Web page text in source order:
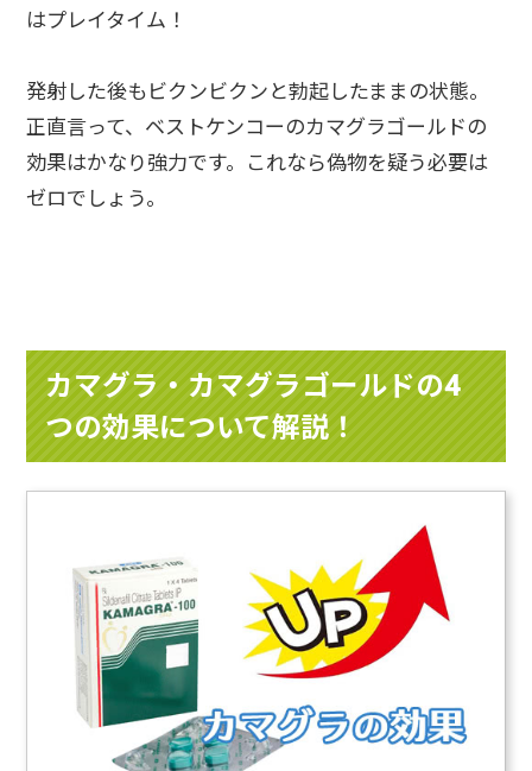
はプレイタイム！
発射した後もビクンビクンと勃起したままの状態。
正直言って、ベストケンコーのカマグラゴールドの
効果はかなり強力です。これなら偽物を疑う必要は
ゼロでしょう。
カマグラ・カマグラゴールドの4
つの効果について解説！